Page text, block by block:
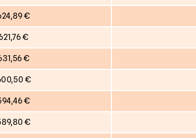
€
€
€
€
€
€